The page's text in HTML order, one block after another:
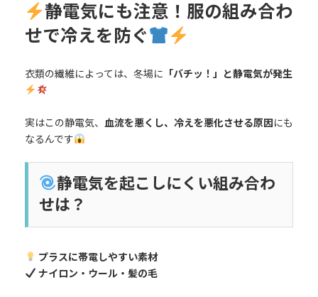
静電気にも注意！服の組み合わ
せで冷えを防ぐ
衣類の繊維によっては、冬場に 「バチッ！」と静電気が発生
実はこの静電気、 血流を悪くし、冷えを悪化させる原因にも
なるんです
静電気を起こしにくい組み合わ
せは？
プラスに帯電しやすい素材
ナイロン・ウール・髪の毛